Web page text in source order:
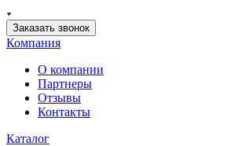
Заказать звонок
Компания
О компании
Партнеры
Отзывы
Контакты
Каталог